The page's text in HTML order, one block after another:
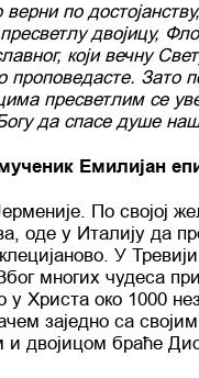
по
двојицу,
који вечну
проповедасте. Зато
пресветлим се
да спасе душе
Емилијан
По својој
оде у Италију да
У
многих чудеса
у Христа око 1000
заједно са
и двојицом браће